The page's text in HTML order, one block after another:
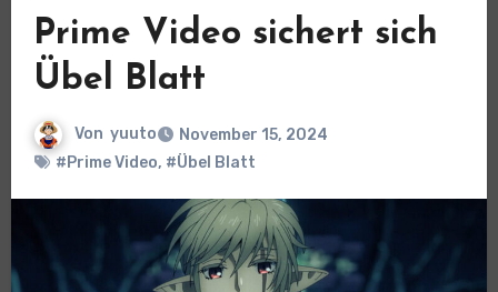
Prime Video sichert sich
Übel Blatt
Von yuuto
November 15, 2024
#Prime Video, #Übel Blatt